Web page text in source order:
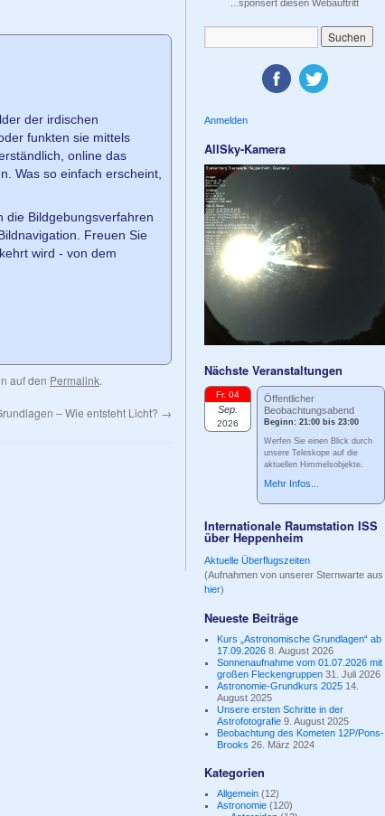
der irdischen
funkten sie mittels
online das
Was so einfach erscheint,
die Bildgebungsverfahren
Freuen Sie
wird - von dem
auf den Permalink.
– Wie entsteht Licht? →
...sponsert diesen Webauftritt
Anmelden
AllSky-Kamera
Nächste Veranstaltungen
Fr. 04
Sep.
2026
Öffentlicher
Beobachtungsabend
Beginn: 21:00 bis 23:00
Werfen Sie einen Blick durch
unsere Teleskope auf die
aktuellen Himmelsobjekte.
Mehr Infos...
Internationale Raumstation ISS
über Heppenheim
Aktuelle Überflugszeiten
(Aufnahmen von unserer Sternwarte aus
hier)
Neueste Beiträge
Kurs „Astronomische Grundlagen“ ab
17.09.2026 8. August 2026
Sonnenaufnahme vom 01.07.2026 mit
großen Fleckengruppen 31. Juli 2026
Astronomie-Grundkurs 2025 14.
August 2025
Unsere ersten Schritte in der
Astrofotografie 9. August 2025
Beobachtung des Kometen 12P/Pons-
Brooks 26. März 2024
Kategorien
Allgemein (12)
Astronomie (120)